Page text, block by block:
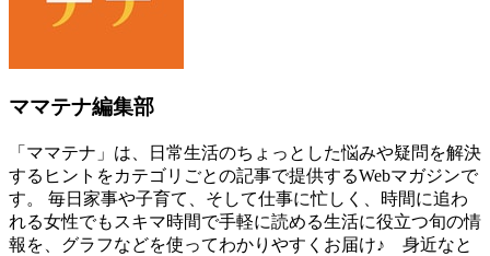
ママテナ編集部
「ママテナ」は、日常生活のちょっとした悩みや疑問を解決
するヒントをカテゴリごとの記事で提供するWebマガジンで
す。 毎日家事や子育て、そして仕事に忙しく、時間に追わ
れる女性でもスキマ時間で手軽に読める生活に役立つ旬の情
報を、グラフなどを使ってわかりやすくお届け♪ 身近なと